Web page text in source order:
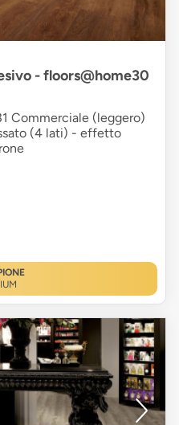
- floors@home30
Commerciale (leggero)
(4 lati) - effetto